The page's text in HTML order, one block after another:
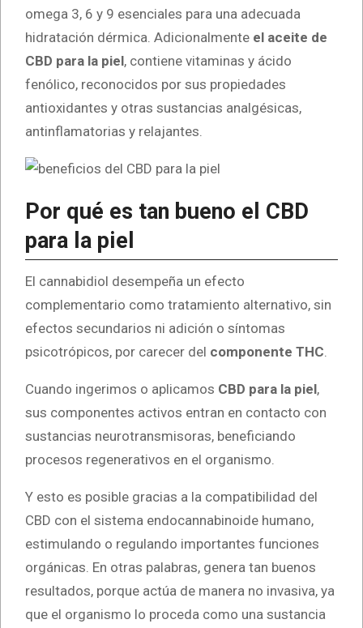
omega 3, 6 y 9 esenciales para una adecuada
hidratación dérmica. Adicionalmente el aceite de
CBD para la piel, contiene vitaminas y ácido
fenólico, reconocidos por sus propiedades
antioxidantes y otras sustancias analgésicas,
antinflamatorias y relajantes.
Por qué es tan bueno el CBD
para la piel
El cannabidiol desempeña un efecto
complementario como tratamiento alternativo, sin
efectos secundarios ni adición o síntomas
psicotrópicos, por carecer del componente THC
Cuando ingerimos o aplicamos CBD para la piel,
sus componentes activos entran en contacto con
sustancias neurotransmisoras, beneficiando
procesos regenerativos en el organismo.
Y esto es posible gracias a la compatibilidad del
CBD con el sistema endocannabinoide humano,
estimulando o regulando importantes funciones
orgánicas. En otras palabras, genera tan buenos
resultados, porque actúa de manera no invasiva, ya
que el organismo lo proceda como una sustancia